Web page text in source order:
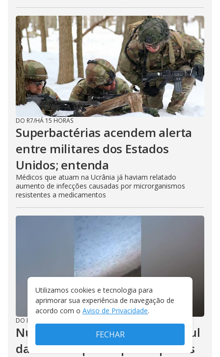
DO R7/HÁ 15 HORAS
Superbactérias acendem alerta
entre militares dos Estados
Unidos; entenda
Médicos que atuam na Ucrânia já haviam relatado
aumento de infecções causadas por microrganismos
resistentes a medicamentos
DO R7
Nuvem de gafanhotos atinge sul
da Rússia e preocupa até países
Utilizamos cookies e tecnologia para
aprimorar sua experiência de navegação de
acordo com o Aviso de Privacidade.
FECHAR